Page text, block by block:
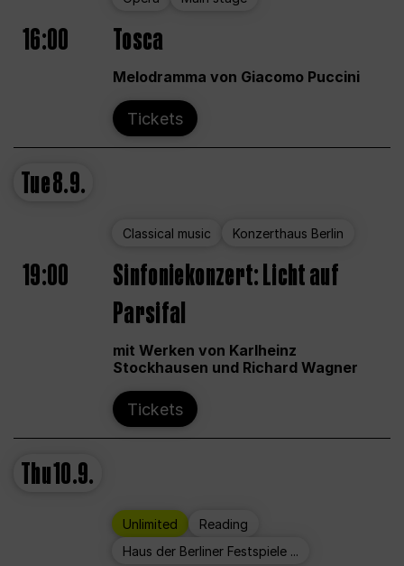
16:00 Tosca
Melodramma von Giacomo Puccini
Tickets
Tue8.9.
Classical music Konzerthaus Berlin
19:00
Sinfoniekonzert: Licht auf
Parsifal
mit Werken von Karlheinz
Stockhausen und Richard Wagner
Tickets
Thu10.9.
Unlimited
Reading
Haus der Berliner Festspiele ...